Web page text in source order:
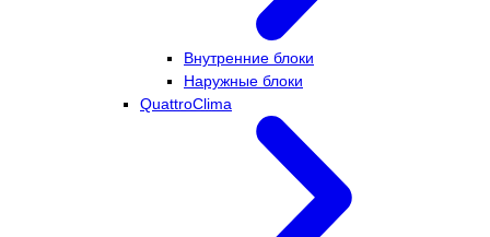
Внутренние блоки
Наружные блоки
QuattroClima